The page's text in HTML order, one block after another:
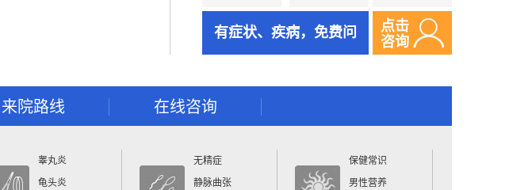
有症状、疾病，免费问
点击
咨询
来院路线 在线咨询
睾丸炎
龟头炎
无精症
静脉曲张
保健常识
男性营养